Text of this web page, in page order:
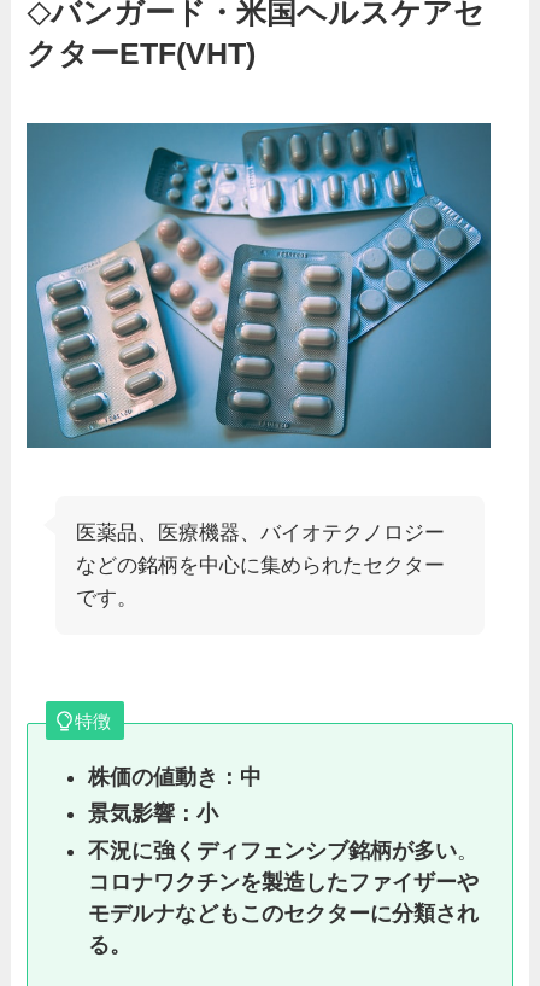
◇バンガード・米国ヘルスケアセ
クターETF(VHT)
医薬品、医療機器、バイオテクノロジー
などの銘柄を中心に集められたセクター
です。
特徴
株価の値動き：中
景気影響：小
不況に強くディフェンシブ銘柄が多い。
コロナワクチンを製造したファイザーや
モデルナなどもこのセクターに分類され
る。